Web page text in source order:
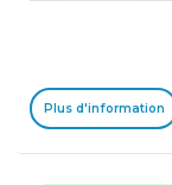
Plus d'information